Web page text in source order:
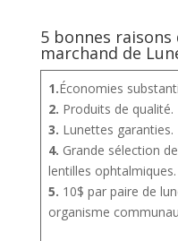
5 bonnes raisons
marchand de
1.Économies
2. Produits de qualité.
3. Lunettes garanties.
4. Grande sélection
lentilles ophtalmiques.
5. 10$ par paire de
organisme